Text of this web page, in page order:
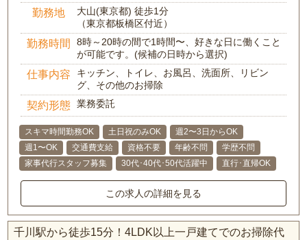
勤務地
大山(東京都) 徒歩1分
（東京都板橋区付近）
勤務時間
8時～20時の間で1時間〜、好きな日に働くこと
が可能です。(候補の日時から選択)
仕事内容
キッチン、トイレ、お風呂、洗面所、リビン
グ、その他のお掃除
契約形態 業務委託
スキマ時間勤務OK 土日祝のみOK
週2〜3日からOK
週1〜OK
交通費支給 資格不要 年齢不問
学歴不問
家事代行スタッフ募集
30代･40代･50代活躍中 直行･直帰OK
この求人の詳細を見る
千川駅から徒歩15分！4LDK以上一戸建てでのお掃除代